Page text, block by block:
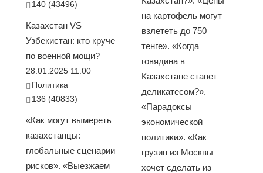
140 (43496)
Казахстан VS
Узбекистан: кто круче
по военной мощи?
28.01.2025 11:00
Политика
136 (40833)
«Как могут вымереть
казахстанцы:
глобальные сценарии
рисков». «Выезжаем
на картофель могут
взлететь до 750
тенге». «Когда
говядина в
Казахстане станет
деликатесом?».
«Парадоксы
экономической
политики». «Как
грузин из Москвы
хочет сделать из